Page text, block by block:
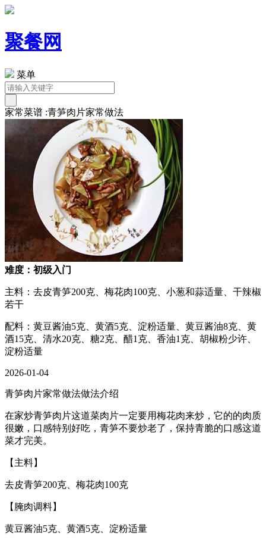
聚餐网
菜单
家常菜谱 :青笋肉片家常做法
难度：初级入门
主料：去皮青笋200克、梅花肉100克、小葱和蒜适量、干辣椒
若干
配料：黄豆酱油5克、黄酒5克、淀粉适量、黄豆酱油8克、黄
酒15克、清水20克、糖2克、醋1克、香油1克、胡椒粉少许、
淀粉适量
2026-01-04
青笋肉片家常做法做法介绍
在家炒青笋肉片这道菜肉片一定要用梅花肉来炒，它的的肉质
很嫩，口感特别好吃，青笋不要炒老了，保持青脆的口感这道
菜才完美。
【主料】
去皮青笋200克、梅花肉100克
【腌肉调料】
黄豆酱油5克、黄酒5克、淀粉适量